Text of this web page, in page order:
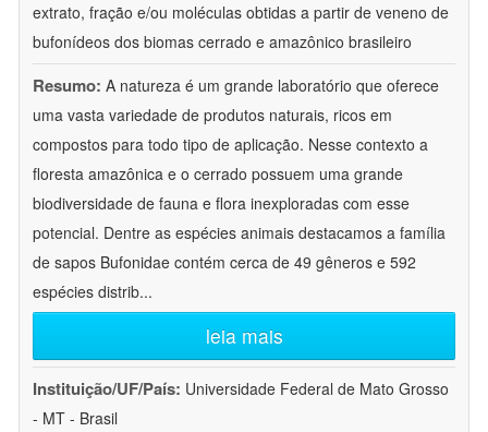
extrato, fração e/ou moléculas obtidas a partir de veneno de
bufonídeos dos biomas cerrado e amazônico brasileiro
Resumo: A natureza é um grande laboratório que oferece
uma vasta variedade de produtos naturais, ricos em
compostos para todo tipo de aplicação. Nesse contexto a
floresta amazônica e o cerrado possuem uma grande
biodiversidade de fauna e flora inexploradas com esse
potencial. Dentre as espécies animais destacamos a família
de sapos Bufonidae contém cerca de 49 gêneros e 592
espécies distrib...
leia mais
Instituição/UF/País: Universidade Federal de Mato Grosso
- MT - Brasil